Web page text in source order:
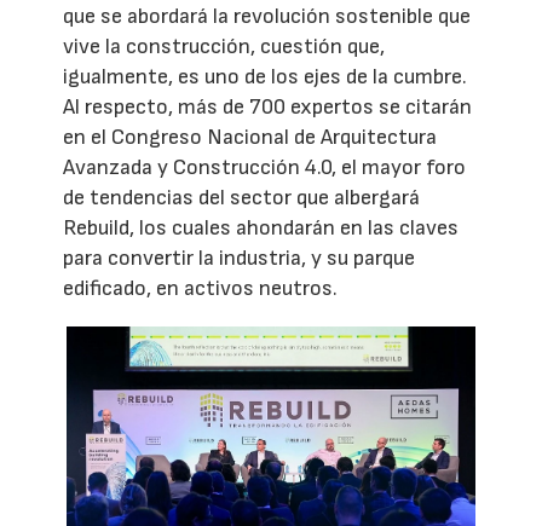
que se abordará la revolución sostenible que
vive la construcción, cuestión que,
igualmente, es uno de los ejes de la cumbre.
Al respecto, más de 700 expertos se citarán
en el Congreso Nacional de Arquitectura
Avanzada y Construcción 4.0, el mayor foro
de tendencias del sector que albergará
Rebuild, los cuales ahondarán en las claves
para convertir la industria, y su parque
edificado, en activos neutros.